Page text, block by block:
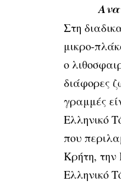
Στη
μικρο-
ο
διάφορες
γραμμές
Ελληνικό
που
Κρήτη, την
Ελληνικό